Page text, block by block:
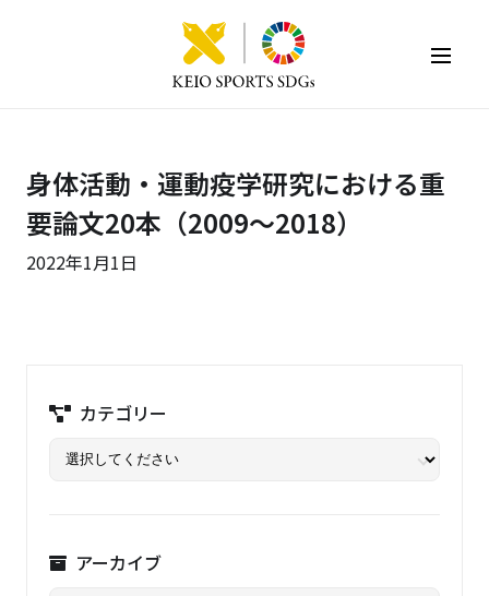
身体活動・運動疫学研究における重
要論文20本（2009～2018）
2022年1月1日
カテゴリー
アーカイブ